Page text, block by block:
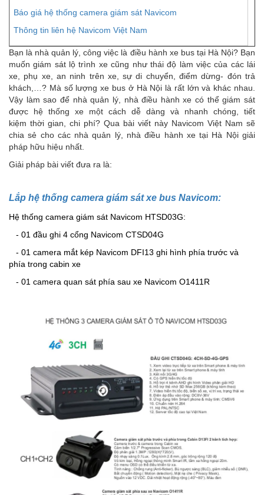
Báo giá hệ thống camera giám sát Navicom
Thông tin liên hệ Navicom Việt Nam
Bạn là nhà quản lý, công việc là điều hành xe bus tại Hà Nội? Bạn
muốn giám sát lộ trình xe cũng như thái độ làm việc của các lái
xe, phụ xe, an ninh trên xe, sự di chuyển, điểm dừng- đón trả
khách,…? Mà số lượng xe bus ở Hà Nội là rất lớn và khác nhau.
Vậy làm sao để nhà quản lý, nhà điều hành xe có thể giám sát
được hệ thống xe một cách dễ dàng và nhanh chóng, tiết
kiệm thời gian, chi phí? Qua bài viết này Navicom Việt Nam sẽ
chia sẻ cho các nhà quản lý, nhà điều hành xe tại Hà Nội giải
pháp hữu hiệu nhất.
Giải pháp bài viết đưa ra là:
Lắp hệ thống camera giám sát xe bus Navicom:
Hệ thống camera giám sát Navicom HTSD03G:
- 01 đầu ghi 4 cổng Navicom CTSD04G
- 01 camera mắt kép Navicom DFI13 ghi hình phía trước và
phía trong cabin xe
- 01 camera quan sát phía sau xe Navicom O1411R